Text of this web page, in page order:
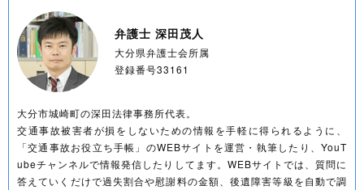
弁護士 深田茂人
大分県弁護士会所属
登録番号33161
大分市城崎町の深田法律事務所代表。
交通事故被害者が損をしないための情報を手軽に得られるように、
「交通事故お役立ち手帳」のWEBサイトを運営・執筆したり、YouT
ubeチャンネルで情報発信したりしてます。WEBサイトでは、質問に
答えていくだけで過失割合や慰謝料の金額、後遺障害等級を自動で調